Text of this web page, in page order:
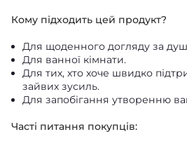
Кому підходить цей продукт?
Для щоденного догляду за
Для ванної кімнати.
Для тих, хто хоче швидко
зайвих зусиль.
Для запобігання утворенню
Часті питання покупців: